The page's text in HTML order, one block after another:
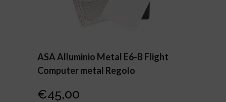
ASA Alluminio Metal E6-B Flight
Computer metal Regolo
€45,00